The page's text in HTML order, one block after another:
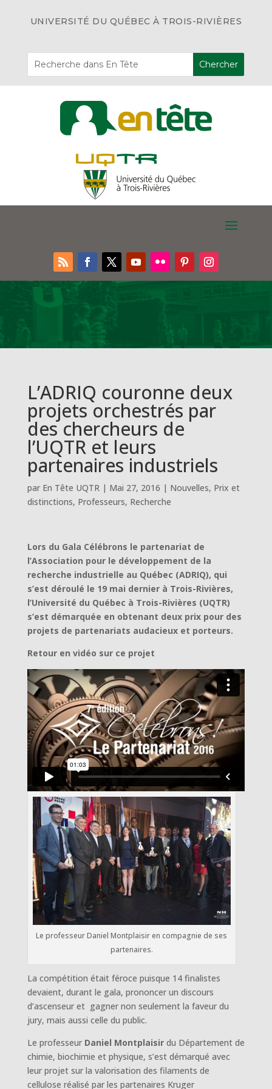
UNIVERSITÉ DU QUÉBEC À TROIS-RIVIÈRES
L’ADRIQ couronne deux
projets orchestrés par
des chercheurs de
l’UQTR et leurs
partenaires industriels
par En Tête UQTR| Mai 27, 2016 | Nouvelles, Prix et
distinctions, Professeurs, Recherche
Lors du Gala Célébrons le partenariat de
l’Association pour le développement de la
recherche industrielle au Québec (ADRIQ), qui
s’est déroulé le 19 mai dernier à Trois-Rivières,
l’Université du Québec à Trois-Rivières (UQTR)
s’est démarquée en obtenant deux prix pour des
projets de partenariats audacieux et porteurs.
Retour en vidéo sur ce projet
Le professeur Daniel Montplaisir en compagnie de ses
partenaires.
La compétition était féroce puisque 14 finalistes
devaient, durant le gala, prononcer un discours
d’ascenseur et gagner non seulement la faveur du
jury, mais aussi celle du public.
Le professeur Daniel Montplaisirdu Département de
chimie, biochimie et physique, s’est démarqué avec
leur projet sur la valorisation des filaments de
cellulose réalisé par les partenaires Kruger